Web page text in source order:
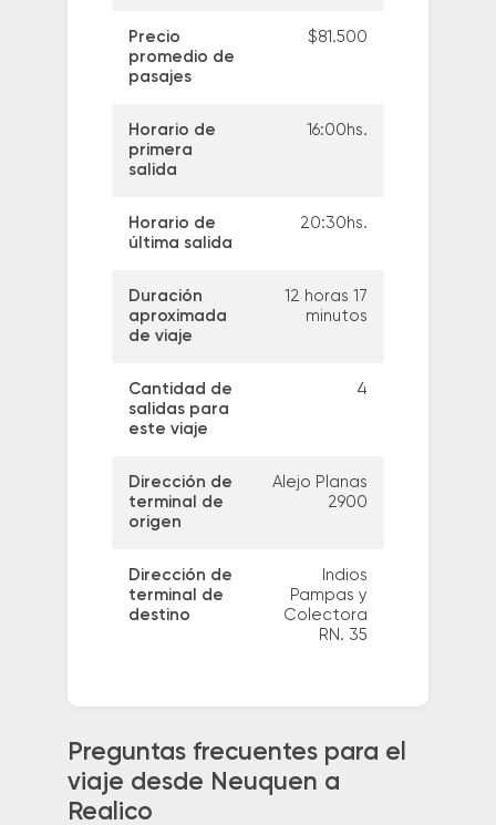
Precio
promedio de
pasajes
$81.500
Horario de
primera
salida
16:00hs.
Horario de
última salida
20:30hs.
Duración
aproximada
de viaje
12 horas 17
minutos
Cantidad de
salidas para
este viaje
4
Dirección de
terminal de
origen
Alejo Planas
2900
Dirección de
terminal de
destino
Indios
Pampas y
Colectora
RN. 35
Preguntas frecuentes para el
viaje desde Neuquen a
Realico